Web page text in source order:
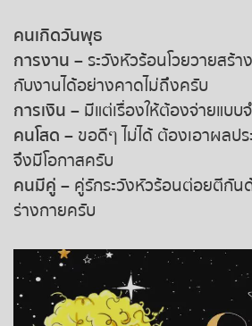
หวยหุ้นดาวโจนส์
คนเกิดวันพุธ
การงาน – ระวังหัวร้อนโวยวายสร้า
กับงานได้อย่างคาดไม่ถึงครับ
การเงิน – มีแต่เรื่องให้ต้องจ่ายแบ
คนโสด – ขอดีๆ ไม่ได้ ต้องเอาผลป
จึงมีโอกาสครับ
คนมีคู่ – คู่รักระวังหัวร้อนต่อยตีกัน
ร่างกายครับ